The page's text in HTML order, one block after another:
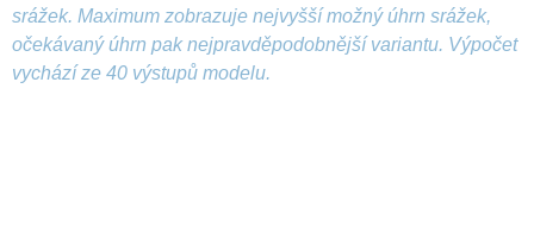
srážek. Maximum zobrazuje nejvyšší možný úhrn srážek,
očekávaný úhrn pak nejpravděpodobnější variantu. Výpočet
vychází ze 40 výstupů modelu.